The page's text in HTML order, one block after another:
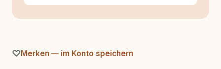
Merken — im Konto speichern